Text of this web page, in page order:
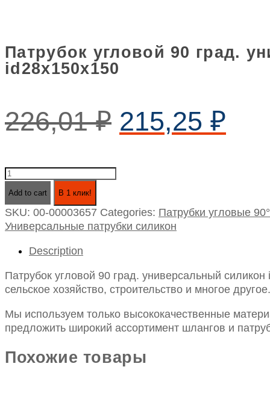
Патрубок угловой 90 град.
id28х150х150
226,01₽ 215,25 ₽
Патрубок
град.
универсальный
id28х150х150
quantity
Add to cart В 1 клик!
SKU: 00-00003657 Categories: Патрубки угловые 90°
Универсальные патрубки силикон
Description
Патрубок угловой 90 град. универсальный
сельское хозяйство, строительство и многое
Мы используем только высококачественные
предложить широкий ассортимент шлангов и
Похожие товары